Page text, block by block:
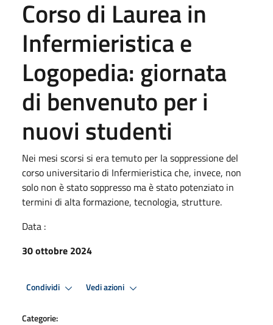
Corso di Laurea in
Infermieristica e
Logopedia: giornata
di benvenuto per i
nuovi studenti
Nei mesi scorsi si era temuto per la soppressione del
corso universitario di Infermieristica che, invece, non
solo non è stato soppresso ma è stato potenziato in
termini di alta formazione, tecnologia, strutture.
Data :
30 ottobre 2024
Condividi Vedi azioni
Categorie: